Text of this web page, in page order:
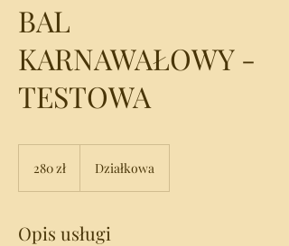
BAL
KARNAWAŁOWY -
TESTOWA
polskich
280 zł Działkowa
Opis usługi